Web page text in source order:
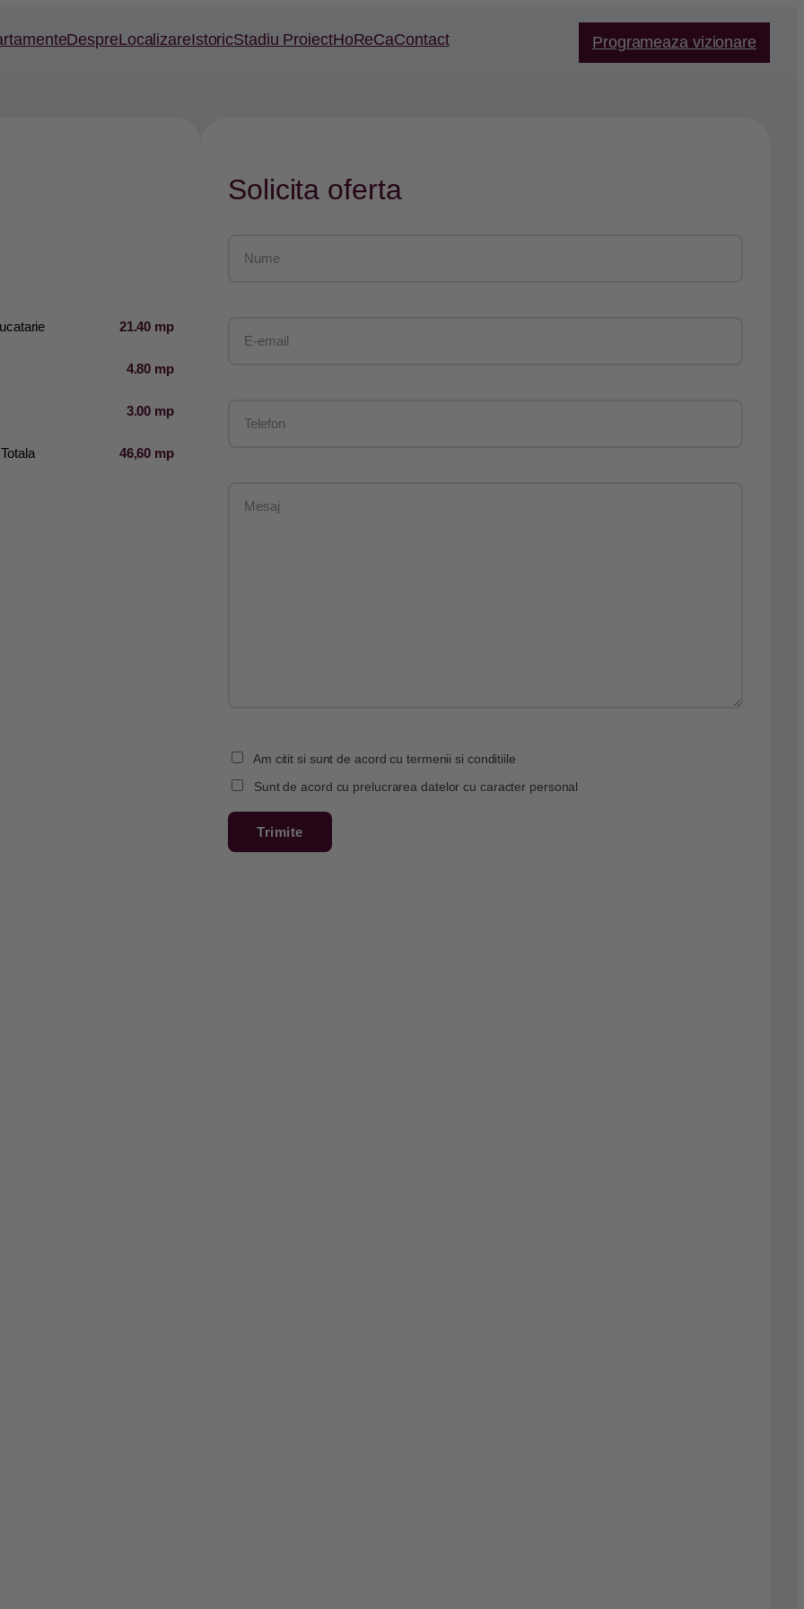
DespreLocalizareIstoricStadiu ProiectHoReCaContact Programeaza vizionare
21.40 mp
4.80 mp
3.00 mp
46,60 mp
Solicita oferta
Am citit si sunt de acord cu termenii si conditiile
Sunt de acord cu prelucrarea datelor cu caracter personal